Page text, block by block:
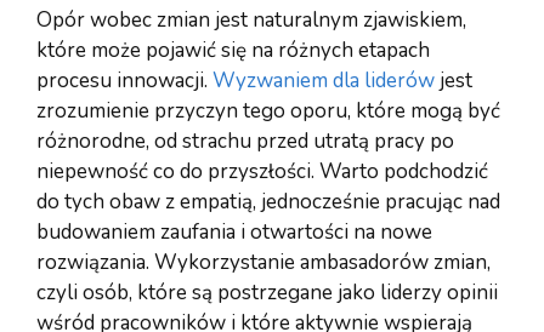
Opór wobec zmian jest naturalnym zjawiskiem,
które może pojawić się na różnych etapach
procesu innowacji. Wyzwaniem dla liderów jest
zrozumienie przyczyn tego oporu, które mogą być
różnorodne, od strachu przed utratą pracy po
niepewność co do przyszłości. Warto podchodzić
do tych obaw z empatią, jednocześnie pracując nad
budowaniem zaufania i otwartości na nowe
rozwiązania. Wykorzystanie ambasadorów zmian,
czyli osób, które są postrzegane jako liderzy opinii
wśród pracowników i które aktywnie wspierają